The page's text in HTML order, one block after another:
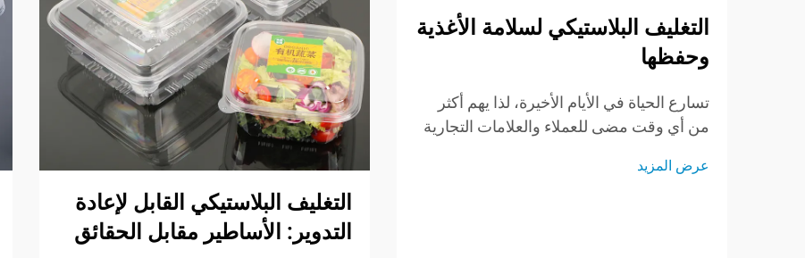
التغليف البلاستيكي لسلامة الأغذية
وحفظها
تسارع الحياة في الأيام الأخيرة، لذا يهم أكثر
من أي وقت مضى للعملاء والعلامات التجارية
وطعمها. تساعد الأغلفة البلاستيكية، والأكياس،
عرض المزيد
التغليف البلاستيكي القابل لإعادة
التدوير: الأساطير مقابل الحقائق